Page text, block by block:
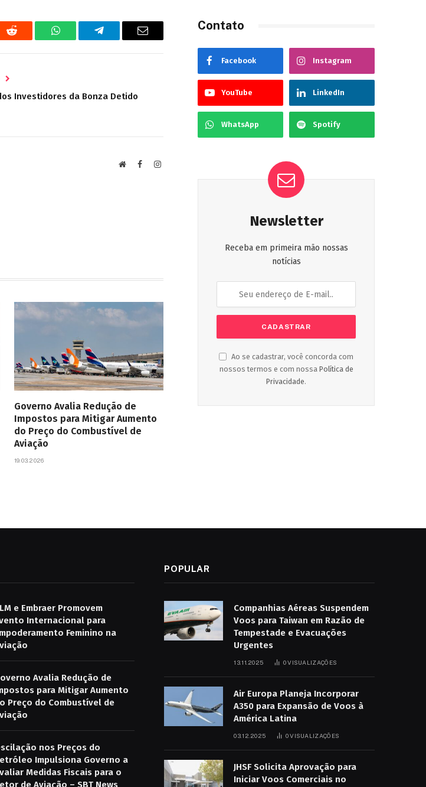
Reddit WhatsAppTelegramaE-
Investidores da Bonza Detido
Site FacebookInstagram
Governo Avalia Redução de
Impostos para Mitigar Aumento
do Preço do Combustível de
Aviação
19.03.2026
Contato
Facebook Instagram
YouTube LinkedIn
WhatsApp Spotify
Newsletter
Receba em primeira mão nossas
notícias
Ao se cadastrar, você concorda com
nossos termos e com nossa Política de
Privacidade.
e Embraer Promovem
Internacional para
Feminino na
Avalia Redução de
para Mitigar Aumento
Preço do Combustível de
nos Preços do
Impulsiona Governo a
Medidas Fiscais para o
POPULAR
Companhias Aéreas Suspendem
Voos para Taiwan em Razão de
Tempestade e Evacuações
Urgentes
13.11.2025 0VISUALIZAÇÕES
Air Europa Planeja Incorporar
A350 para Expansão de Voos à
América Latina
03.12.2025 0VISUALIZAÇÕES
JHSF Solicita Aprovação para
Iniciar Voos Comerciais no